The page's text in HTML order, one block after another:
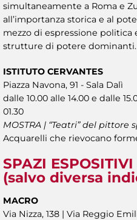
simultaneamente a Roma e
all’importanza storica e al
mezzo di espressione politica
strutture di potere dominanti.
ISTITUTO CERVANTES
Piazza Navona, 91 - Sala Dalì
dalle 10.00 alle 14.00 e dalle
01.30
MOSTRA | “Teatri” del pittore
Acquarelli che rievocano
SPAZI ESPOSITIVI
(salvo diversa
MACRO
Via Nizza, 138 | Via Reggio